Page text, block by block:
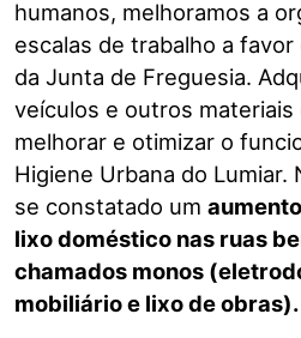
humanos, melhoramos a
escalas de trabalho a
da Junta de Freguesia.
veículos e outros materiais
melhorar e otimizar o
Higiene Urbana do
se constatado um
lixo doméstico nas ruas
chamados monos
mobiliário e lixo de obras).